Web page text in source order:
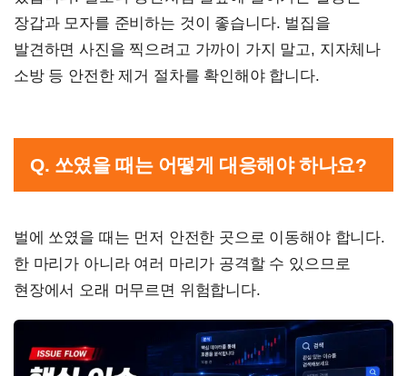
장갑과 모자를 준비하는 것이 좋습니다. 벌집을
발견하면 사진을 찍으려고 가까이 가지 말고, 지자체나
소방 등 안전한 제거 절차를 확인해야 합니다.
Q. 쏘였을 때는 어떻게 대응해야 하나요?
벌에 쏘였을 때는 먼저 안전한 곳으로 이동해야 합니다.
한 마리가 아니라 여러 마리가 공격할 수 있으므로
현장에서 오래 머무르면 위험합니다.